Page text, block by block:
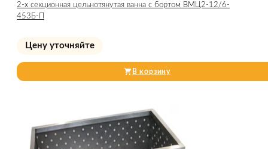
2-х секционная цельнотянутая ванна с бортом ВМЦ2-12/6-
453Б-П
Цену уточняйте
В корзину